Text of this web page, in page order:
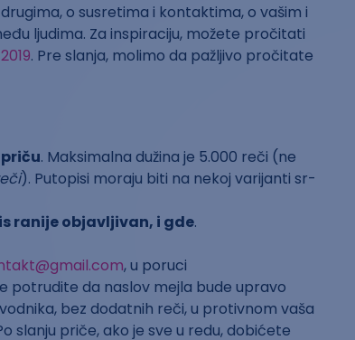
o susretima i kontaktima, o vašim i
ljudima. Za inspiraciju, možete pročitati
2019. Pre slanja, molimo da pažljivo pročitate
. Maksimalna dužina je 5.000 reči (ne
). Putopisi moraju biti na nekoj varijanti sr-
ranije objavljivan, i gde.
, u poruci
potrudite da naslov mejla bude upravo
bez dodatnih reči, u protivnom vaša
slanju priče, ako je sve u redu, dobićete